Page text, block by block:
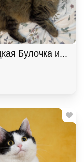
Полосатый,
Булочка ищет